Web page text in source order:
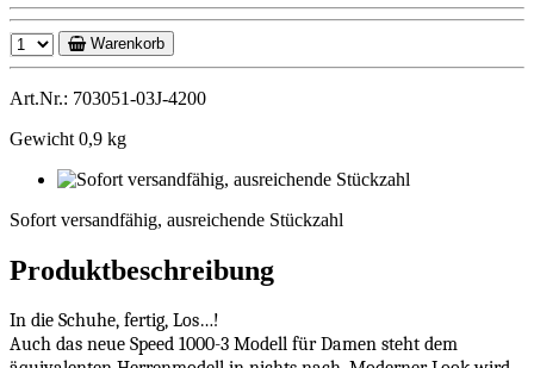
Warenkorb
Art.Nr.: 703051-03J-4200
Gewicht 0,9 kg
Sofort versandfähig, ausreichende Stückzahl
Produktbeschreibung
In die Schuhe, fertig, Los…!
Auch das neue Speed 1000-3 Modell für Damen steht dem